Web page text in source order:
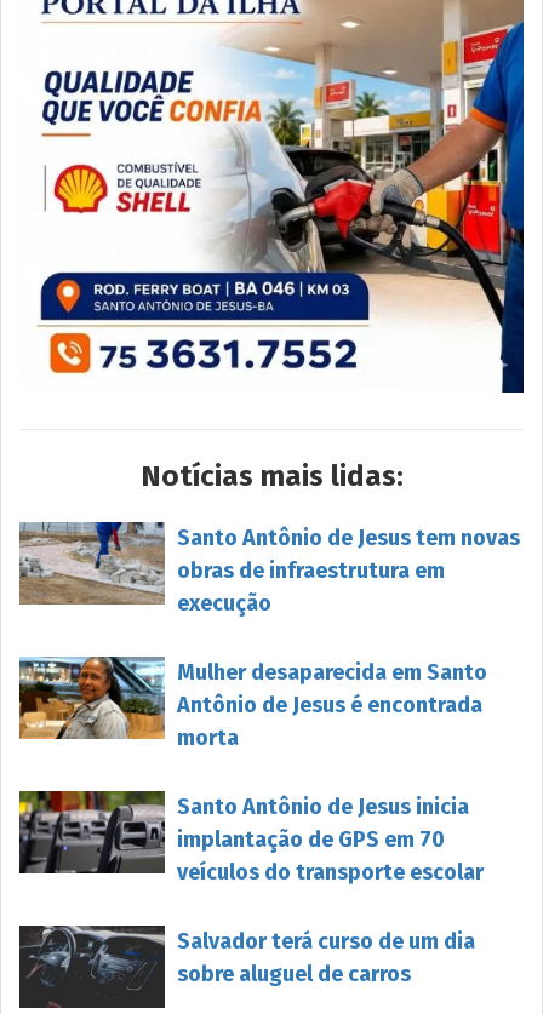
Notícias mais lidas:
Santo Antônio de Jesus tem novas
obras de infraestrutura em
execução
Mulher desaparecida em Santo
Antônio de Jesus é encontrada
morta
Santo Antônio de Jesus inicia
implantação de GPS em 70
veículos do transporte escolar
Salvador terá curso de um dia
sobre aluguel de carros